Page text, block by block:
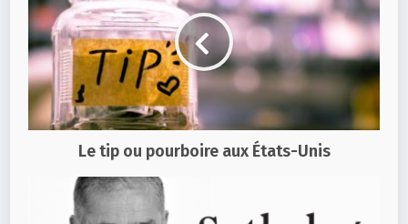
Le tip ou pourboire aux États-Unis